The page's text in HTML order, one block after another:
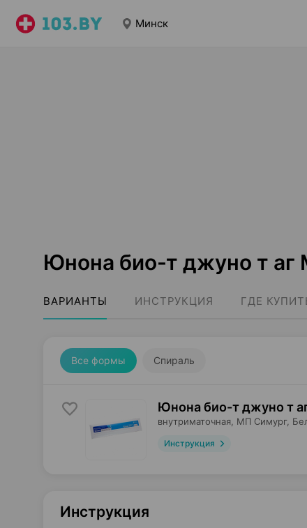
Минск
Юнона био-т джуно т аг
ВАРИАНТЫ ИНСТРУКЦИЯ ГДЕ
Все формы Спираль
Юнона био-т джуно т
внутриматочная, МП Симург,
Инструкция
Инструкция